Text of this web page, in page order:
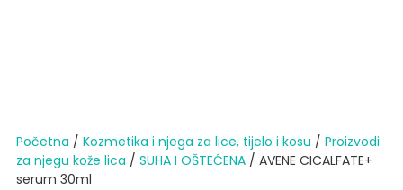
Početna / Kozmetika i njega za lice, tijelo i kosu / Proizvodi
za njegu kože lica / SUHA I OŠTEĆENA/ AVENE CICALFATE+
serum 30ml